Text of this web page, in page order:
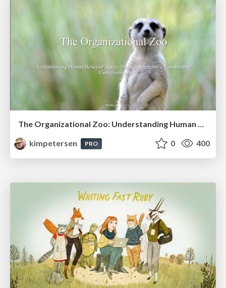
The Organizational Zoo: Understanding Human Behavior Agility Through Metaphoric Constructive Conversations (based on the works of Arthur Shelley, Ph.D)
kimpetersen
PRO 0 400